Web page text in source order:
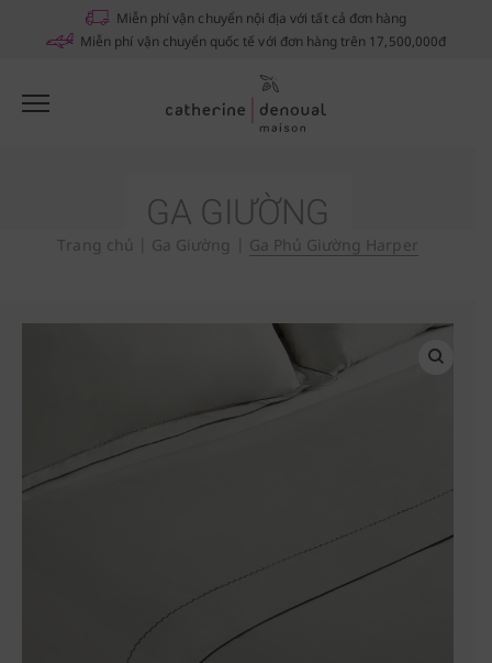
GA GIƯỜNG
Trang chủ Ga Giường Ga Phủ Giường Harper
Miễn phí vận chuyển nội địa với tất cả đơn hàng
Miễn phí vận chuyển quốc tế với đơn hàng trên 17,500,000đ
Notifications